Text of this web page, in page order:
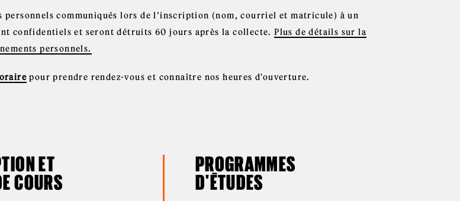
personnels communiqués lors de l’inscription (nom, courriel et matricule) à un
confidentiels et seront détruits 60 jours après la collecte.Plus de détails sur la
personnels.
pour prendre rendez-vous et connaître nos heures d'ouverture.
ET
COURS
PROGRAMMES
D'ÉTUDES